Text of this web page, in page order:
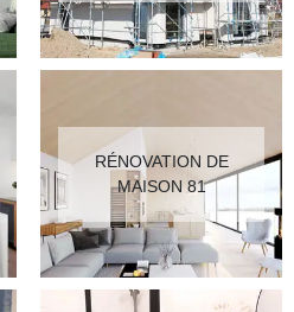
RÉNOVATION DE
MAISON 81